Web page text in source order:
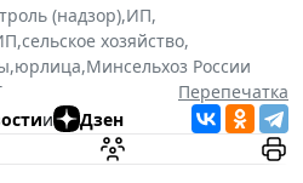
(надзор),ИП,
,сельское хозяйство,
,юрлица,Минсельхоз России
Перепечатка
и Дзен